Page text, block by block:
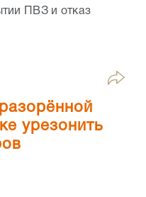
ПВЗ и отказ
урезонить